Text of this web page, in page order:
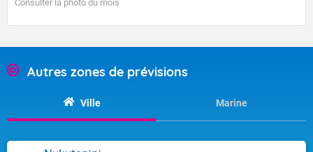
Consulter la photo du mois
Autres zones de prévisions
Ville Marine